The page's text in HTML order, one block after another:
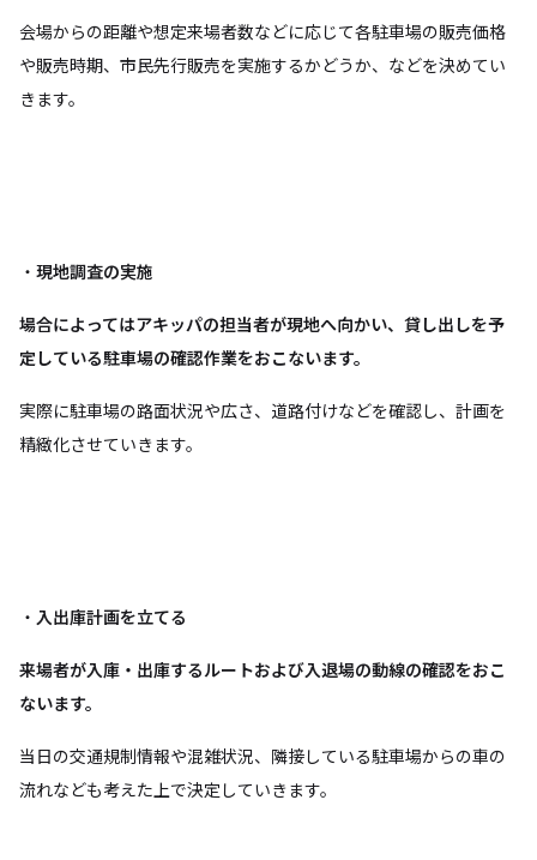
会場からの距離や想定来場者数などに応じて各駐車場の販売価格
や販売時期、市民先行販売を実施するかどうか、などを決めてい
きます。
・ 現地調査の実施
場合によってはアキッパの担当者が現地へ向かい、貸し出しを予
定している駐車場の確認作業をおこないます。
実際に駐車場の路面状況や広さ、道路付けなどを確認し、計画を
精緻化させていきます。
・ 入出庫計画を立てる
来場者が入庫・出庫するルートおよび入退場の動線の確認をおこ
ないます。
当日の交通規制情報や混雑状況、隣接している駐車場からの車の
流れなども考えた上で決定していきます。